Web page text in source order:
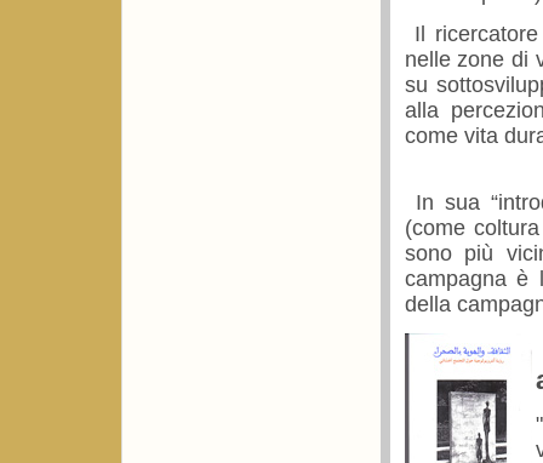
Il
nelle zone di
su
alla
come vita
In sua
(come
sono più
campagna è
della